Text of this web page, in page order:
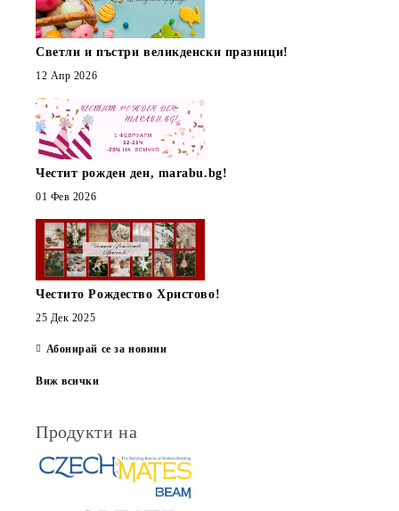
Светли и пъстри великденски празници!
12 Апр 2026
Честит рожден ден, marabu.bg!
01 Фев 2026
Честито Рождество Христово!
25 Дек 2025
Абонирай се за новини
Виж всички
Продукти на